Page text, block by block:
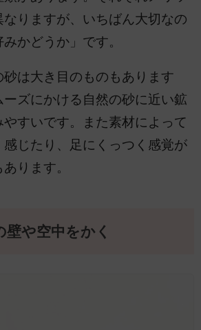
なりますが、いちばん大切なの
かどうか」です。
は大き目のものもあります
ズにかける自然の砂に近い鉱
すいです。また素材によって
じたり、足にくっつく感覚が
ります。
壁や空中をかく